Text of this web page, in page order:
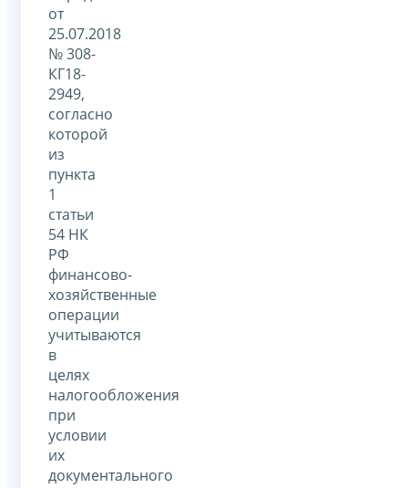
от
25.07.2018
№ 308-
КГ18-
2949,
согласно
которой
из
пункта
1
статьи
54 НК
РФ
финансово-
хозяйственные
операции
учитываются
в
целях
налогообложения
при
условии
их
документального